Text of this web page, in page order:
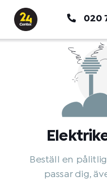
innehåll
020
Beställ en
passar dig,